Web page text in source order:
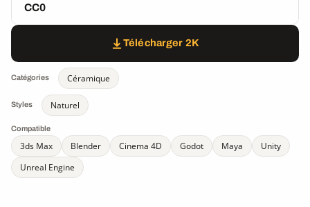
CC0
Télécharger 2K
Catégories Céramique
Styles Naturel
Compatible
3ds Max Blender Cinema 4D Godot Maya
Unity
Unreal Engine